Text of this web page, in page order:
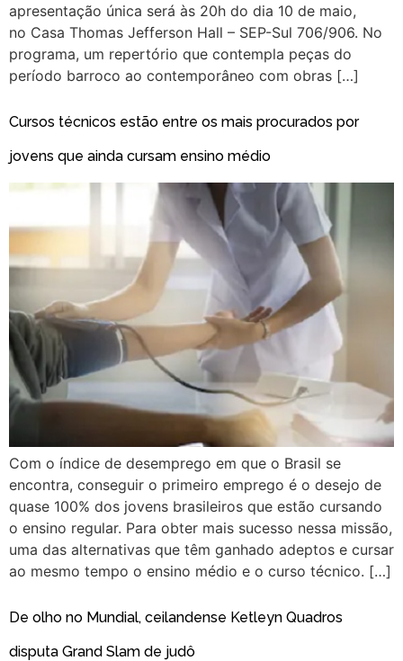
apresentação única será às 20h do dia 10 de maio,
no Casa Thomas Jefferson Hall – SEP-Sul 706/906. No
programa, um repertório que contempla peças do
período barroco ao contemporâneo com obras […]
Cursos técnicos estão entre os mais procurados por
jovens que ainda cursam ensino médio
Com o índice de desemprego em que o Brasil se
encontra, conseguir o primeiro emprego é o desejo de
quase 100% dos jovens brasileiros que estão cursando
o ensino regular. Para obter mais sucesso nessa missão,
uma das alternativas que têm ganhado adeptos e cursar
ao mesmo tempo o ensino médio e o curso técnico. […]
De olho no Mundial, ceilandense Ketleyn Quadros
disputa Grand Slam de judô